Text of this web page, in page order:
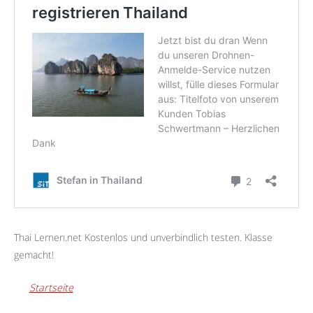
Thai Lernen.net Kostenlos und unverbindlich testen. Klasse
gemacht!
Startseite